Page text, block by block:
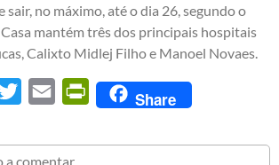
sair, no máximo, até o dia 26, segundo o
mantém três dos principais hospitais
Calixto Midlej Filho e Manoel Novaes.
Twitter Email PrintFriendly
Share
a comentar